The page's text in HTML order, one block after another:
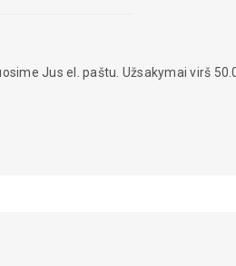
Jus el. paštu. Užsakymai virš